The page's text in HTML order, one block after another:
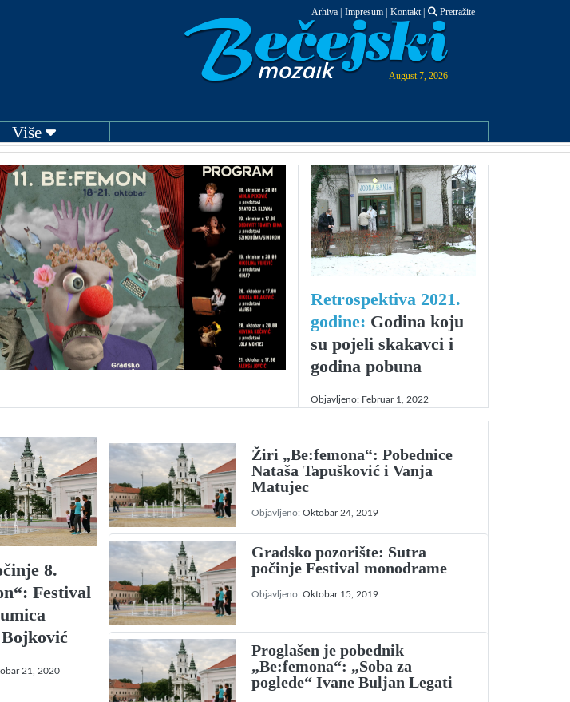
Arhiva Impresum Kontakt| Pretražite
August 7, 2026
Više
Retrospektiva 2021.
godine: Godina koju
su pojeli skakavci i
godina pobuna
Objavljeno: Februar 1, 2022
8.
Festival
21, 2020
Žiri „Be:femona“: Pobednice
Nataša Tapušković i Vanja
Matujec
Objavljeno: Oktobar 24, 2019
Gradsko pozorište: Sutra
počinje Festival monodrame
Objavljeno: Oktobar 15, 2019
Proglašen je pobednik
„Be:femona“: „Soba za
poglede“ Ivane Buljan Legati